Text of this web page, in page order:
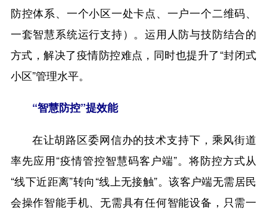
防控体系、一个小区一处卡点、一户一个二维码、
一套智慧系统运行支持）。运用人防与技防结合的
方式，解决了疫情防控难点，同时也提升了“封闭式
小区”管理水平。
“智慧防控”提效能
在让胡路区委网信办的技术支持下，乘风街道
率先应用“疫情管控智慧码客户端”。将防控方式从
“线下近距离”转向“线上无接触”。该客户端无需居民
会操作智能手机、无需具有任何智能设备，只需一